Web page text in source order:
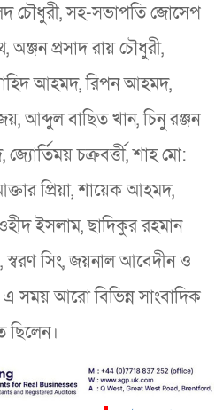
চৌধুরী, সহ-সভাপতি জোসেপ
অঞ্জন প্রসাদ রায় চৌধুরী,
আহমদ, রিপন আহমদ,
আব্দুল বাছিত খান, চিনু রঞ্জন
চক্রবর্ত্তী, শাহ মো:
প্রিয়া, শায়েক আহমদ,
ইসলাম, ছাদিকুর রহমান
সিং, জয়নাল আবেদীন ও
সময় আরো বিভিন্ন সাংবাদিক
ছিলেন।